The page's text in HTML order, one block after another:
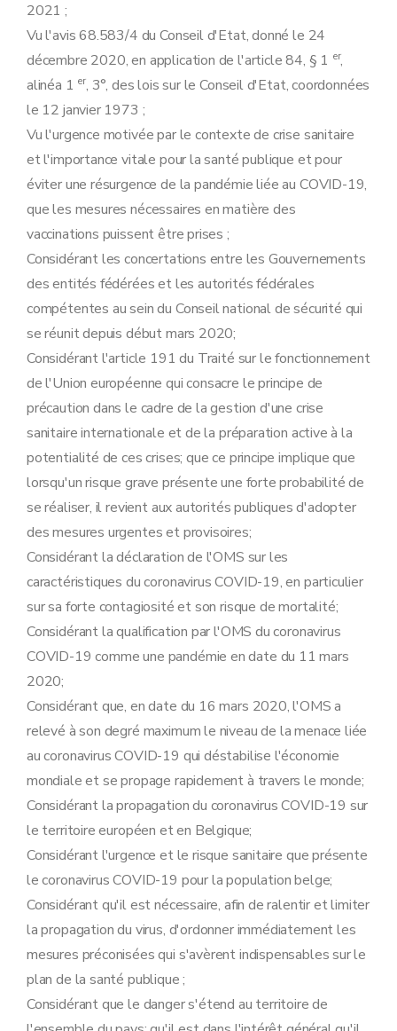
2021 ;
Vu l'avis 68.583/4 du Conseil d'Etat, donné le 24
décembre 2020, en application de l'article 84, § 1 er,
alinéa 1 er, 3°, des lois sur le Conseil d'Etat, coordonnées
le 12 janvier 1973 ;
Vu l'urgence motivée par le contexte de crise sanitaire
et l'importance vitale pour la santé publique et pour
éviter une résurgence de la pandémie liée au COVID-19,
que les mesures nécessaires en matière des
vaccinations puissent être prises ;
Considérant les concertations entre les Gouvernements
des entités fédérées et les autorités fédérales
compétentes au sein du Conseil national de sécurité qui
se réunit depuis début mars 2020;
Considérant l'article 191 du Traité sur le fonctionnement
de l'Union européenne qui consacre le principe de
précaution dans le cadre de la gestion d'une crise
sanitaire internationale et de la préparation active à la
potentialité de ces crises; que ce principe implique que
lorsqu'un risque grave présente une forte probabilité de
se réaliser, il revient aux autorités publiques d'adopter
des mesures urgentes et provisoires;
Considérant la déclaration de l'OMS sur les
caractéristiques du coronavirus COVID-19, en particulier
sur sa forte contagiosité et son risque de mortalité;
Considérant la qualification par l'OMS du coronavirus
COVID-19 comme une pandémie en date du 11 mars
2020;
Considérant que, en date du 16 mars 2020, l'OMS a
relevé à son degré maximum le niveau de la menace liée
au coronavirus COVID-19 qui déstabilise l'économie
mondiale et se propage rapidement à travers le monde;
Considérant la propagation du coronavirus COVID-19 sur
le territoire européen et en Belgique;
Considérant l'urgence et le risque sanitaire que présente
le coronavirus COVID-19 pour la population belge;
Considérant qu'il est nécessaire, afin de ralentir et limiter
la propagation du virus, d'ordonner immédiatement les
mesures préconisées qui s'avèrent indispensables sur le
plan de la santé publique ;
Considérant que le danger s'étend au territoire de